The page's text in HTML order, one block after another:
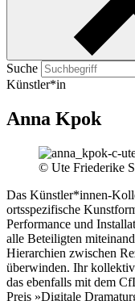
Suche
Künstler*in
Anna Kpok
© Ute Friederike
Das Künstler*innen-
ortsspezifische
Performance und
alle Beteiligten
Hierarchien zwischen
überwinden. Ihr
das ebenfalls mit dem
Preis »Digitale